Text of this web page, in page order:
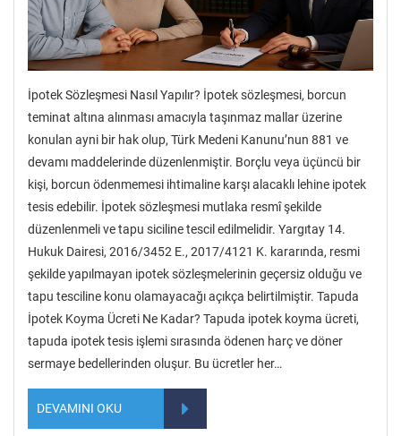
İpotek Sözleşmesi Nasıl Yapılır? İpotek sözleşmesi, borcun
teminat altına alınması amacıyla taşınmaz mallar üzerine
konulan ayni bir hak olup, Türk Medeni Kanunu’nun 881 ve
devamı maddelerinde düzenlenmiştir. Borçlu veya üçüncü bir
kişi, borcun ödenmemesi ihtimaline karşı alacaklı lehine ipotek
tesis edebilir. İpotek sözleşmesi mutlaka resmî şekilde
düzenlenmeli ve tapu siciline tescil edilmelidir. Yargıtay 14.
Hukuk Dairesi, 2016/3452 E., 2017/4121 K. kararında, resmi
şekilde yapılmayan ipotek sözleşmelerinin geçersiz olduğu ve
tapu tesciline konu olamayacağı açıkça belirtilmiştir. Tapuda
İpotek Koyma Ücreti Ne Kadar? Tapuda ipotek koyma ücreti,
tapuda ipotek tesis işlemi sırasında ödenen harç ve döner
sermaye bedellerinden oluşur. Bu ücretler her…
DEVAMINI OKU